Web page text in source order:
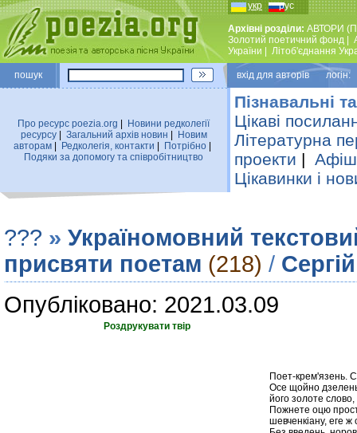
укр рус
Архівні розділи: АВТОРИ
Золотий поетичний фонд
України
Лiтоб'єднання
пошук вхiд для авторiв логін:
Про ресурс poezia.org
Новини редколегiї
ресурсу| Загальний архiв новин
Новим
авторам
Редколегiя, контакти Потрiбно
Подяки за допомогу та співробітництво
Пізнавальні
Цікаві
Літературна
проекти |
Цікавинки і
??? » Україномовний
присвяти поетам (218) /
Опубліковано: 2021.03.09
Роздрукувати твір
Поет-крем'язень.
Осе щойно
його золоте
Пожнете оцю
шевченкіану, еге